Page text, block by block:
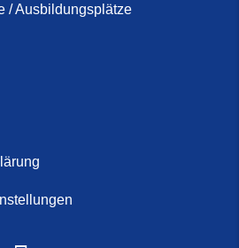
/ Ausbildungsplätze